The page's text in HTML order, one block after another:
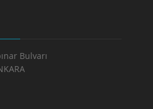
Bulvarı